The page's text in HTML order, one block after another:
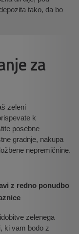
tako, da bo
za
zeleni
k
posebne
gradnje, nakupa
nepremičnine.
z redno ponudbo
zelenega
ki vam bodo z